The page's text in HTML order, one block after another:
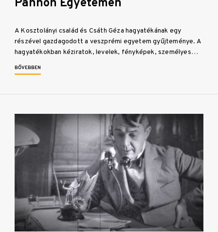
Pannon Egyetemen
A Kosztolányi család és Csáth Géza hagyatékának egy
részével gazdagodott a veszprémi egyetem gyűjteménye. A
hagyatékokban kéziratok, levelek, fényképek, személyes…
BŐVEBBEN